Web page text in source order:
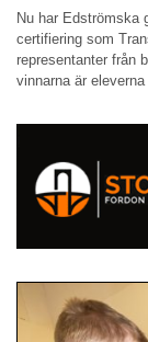
Nu har Edströmska
certifiering som
representanter från
vinnarna är